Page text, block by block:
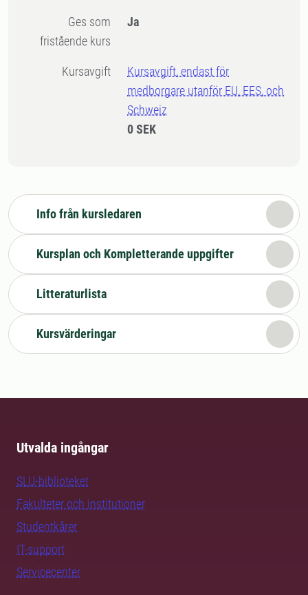
Ges som
fristående kurs
Ja
Kursavgift
Kursavgift, endast för
medborgare utanför EU, EES, och
Schweiz
0 SEK
Info från kursledaren
Kursplan och Kompletterande uppgifter
Litteraturlista
Kursvärderingar
Utvalda ingångar
SLU-biblioteket
Fakulteter och institutioner
Studentkårer
IT-support
Servicecenter